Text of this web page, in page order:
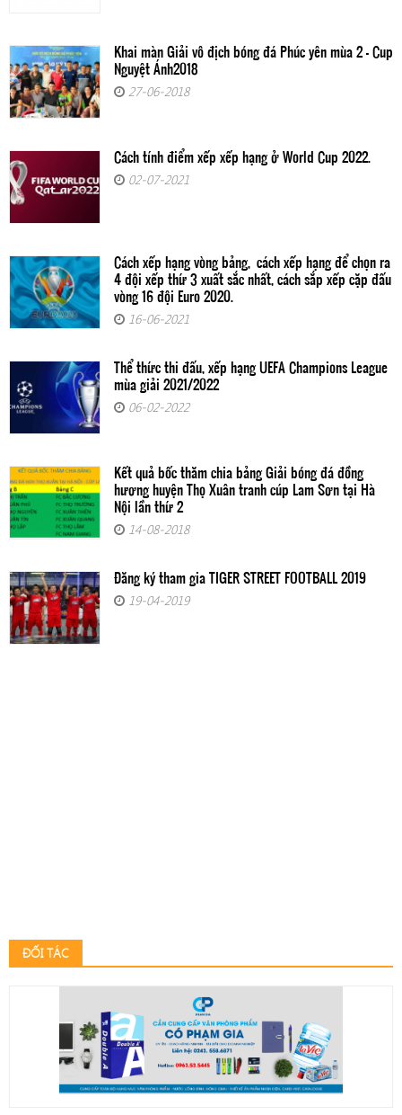
Khai màn Giải vô địch bóng đá Phúc yên mùa 2 - Cup
Nguyệt Ánh2018
27-06-2018
Cách tính điểm xếp xếp hạng ở World Cup 2022.
02-07-2021
Cách xếp hạng vòng bảng, cách xếp hạng để chọn ra
4 đội xếp thứ 3 xuất sắc nhất, cách sắp xếp cặp đấu
vòng 16 đội Euro 2020.
16-06-2021
Thể thức thi đấu, xếp hạng UEFA Champions League
mùa giải 2021/2022
06-02-2022
Kết quả bốc thăm chia bảng Giải bóng đá đồng
hương huyện Thọ Xuân tranh cúp Lam Sơn tại Hà
Nội lần thứ 2
14-08-2018
Đăng ký tham gia TIGER STREET FOOTBALL 2019
19-04-2019
ĐỐI TÁC